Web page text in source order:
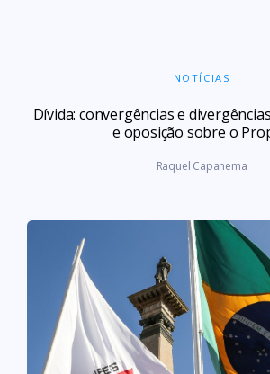
NOTÍCIAS
Dívida: convergências e
e oposição sobre o
Raquel Capanema